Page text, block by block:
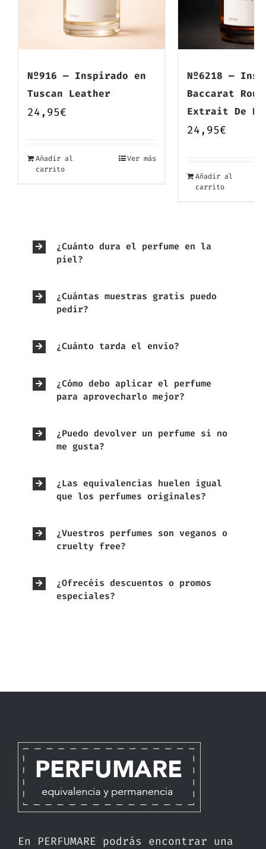
Nº916 — Inspirado en
Tuscan Leather
24,95€
Añadir al
carrito
Ver más
Nº6218 —
Baccarat
Extrait De
24,95€
Añadir al
carrito
¿Cuánto dura el perfume en la
piel?
¿Cuántas muestras gratis puedo
pedir?
¿Cuánto tarda el envío?
¿Cómo debo aplicar el perfume
para aprovecharlo mejor?
¿Puedo devolver un perfume si no
me gusta?
¿Las equivalencias huelen igual
que los perfumes originales?
¿Vuestros perfumes son veganos o
cruelty free?
¿Ofrecéis descuentos o promos
especiales?
En PERFUMARE podrás encontrar una